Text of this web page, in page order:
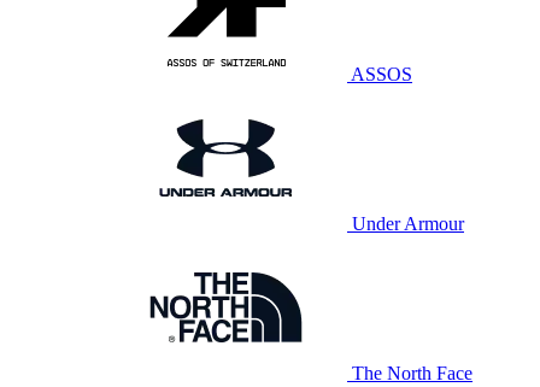
ASSOS
Under Armour
The North Face